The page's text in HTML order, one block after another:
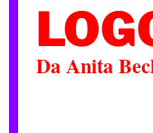
DaAnita